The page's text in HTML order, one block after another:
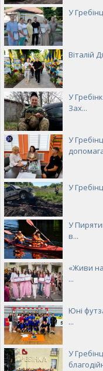
У
Віталій
У
Зах...
У
У
У
в...
«Живи
...
Юні
...
У